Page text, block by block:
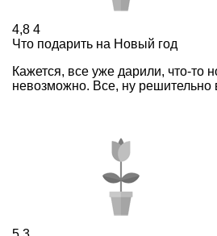
4,8 4
Что подарить на Новый год
Кажется, все уже дарили, что-то
невозможно. Все, ну решительно